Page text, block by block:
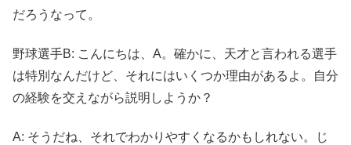
だろうなって。
野球選手B: こんにちは、A。確かに、天才と言われる選手
は特別なんだけど、それにはいくつか理由があるよ。自分
の経験を交えながら説明しようか？
A: そうだね、それでわかりやすくなるかもしれない。じ